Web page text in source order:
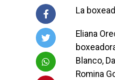
La
Eliana
Blanco,
Romina